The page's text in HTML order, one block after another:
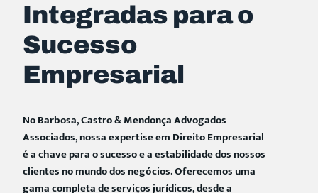
Integradas para o
Sucesso
Empresarial
No Barbosa, Castro & Mendonça Advogados
Associados, nossa expertise em Direito Empresarial
é a chave para o sucesso e a estabilidade dos nossos
clientes no mundo dos negócios. Oferecemos uma
gama completa de serviços jurídicos, desde a